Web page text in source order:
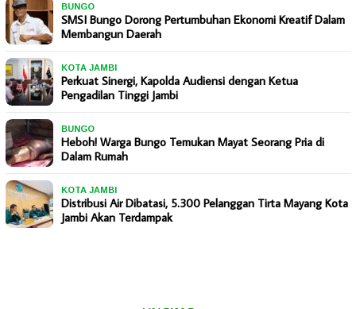
BUNGO
SMSI Bungo Dorong Pertumbuhan Ekonomi Kreatif Dalam
Membangun Daerah
KOTA JAMBI
Perkuat Sinergi, Kapolda Audiensi dengan Ketua
Pengadilan Tinggi Jambi
BUNGO
Heboh! Warga Bungo Temukan Mayat Seorang Pria di
Dalam Rumah
KOTA JAMBI
Distribusi Air Dibatasi, 5.300 Pelanggan Tirta Mayang Kota
Jambi Akan Terdampak